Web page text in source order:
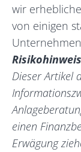
wir
von einigen
Dieser Artikel
einen
Erwägung